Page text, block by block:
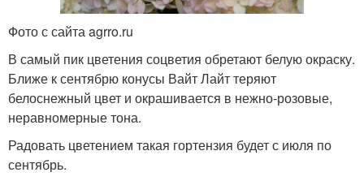
Фото с сайта agrro.ru
В самый пик цветения соцветия обретают белую окраску.
Ближе к сентябрю конусы Вайт Лайт теряют
белоснежный цвет и окрашивается в нежно-розовые,
неравномерные тона.
Радовать цветением такая гортензия будет с июля по
сентябрь.